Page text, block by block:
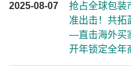
2025-08-07
抢占全球包装
准出击！共拓
—直击海外买
开年锁定全年